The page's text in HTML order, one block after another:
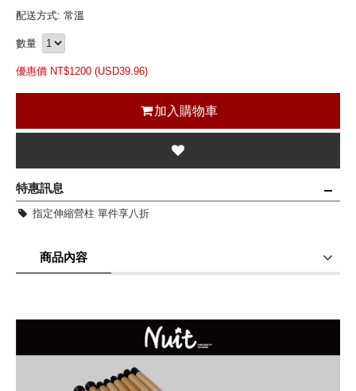
配送方式: 常溫
數量
優惠價 NT$1200 (USD39.96)
加入購物車
特惠訊息
指定伸縮營柱 單件享八折
商品內容